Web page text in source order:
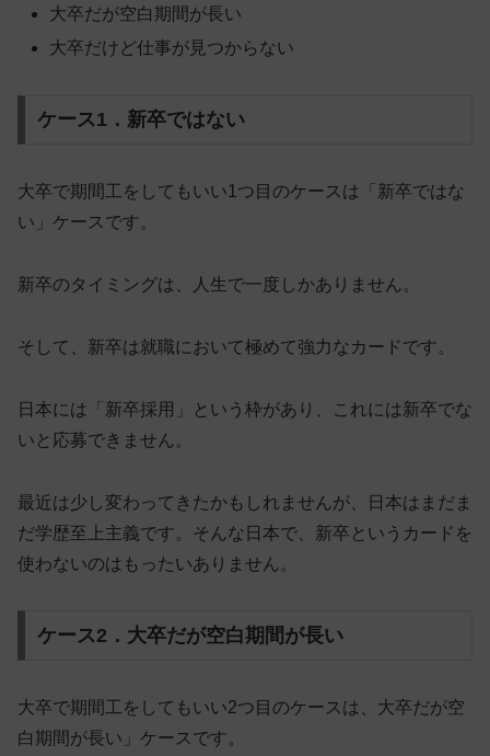
大卒だが空白期間が長い
大卒だけど仕事が見つからない
ケース1．新卒ではない
大卒で期間工をしてもいい1つ目のケースは「新卒ではな
い」ケースです。
新卒のタイミングは、人生で一度しかありません。
そして、新卒は就職において極めて強力なカードです。
日本には「新卒採用」という枠があり、これには新卒でな
いと応募できません。
最近は少し変わってきたかもしれませんが、日本はまだま
だ学歴至上主義です。そんな日本で、新卒というカードを
使わないのはもったいありません。
ケース2．大卒だが空白期間が長い
大卒で期間工をしてもいい2つ目のケースは、大卒だが空
白期間が長い」ケースです。